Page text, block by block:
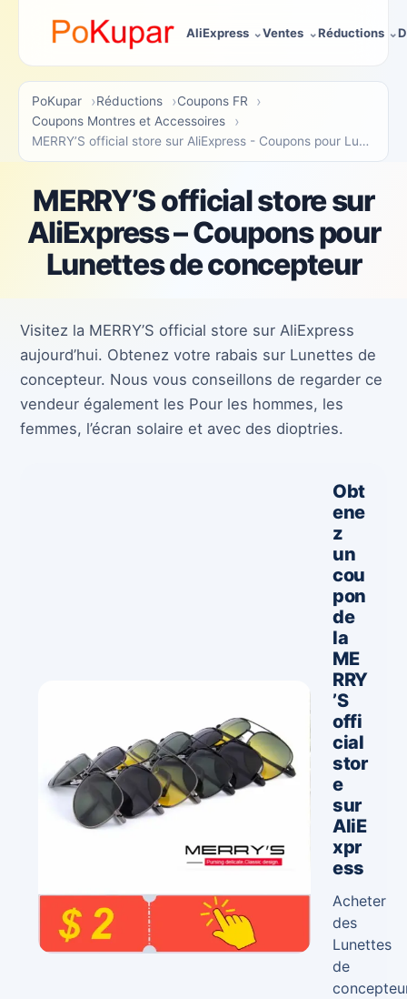
AliExpress Ventes Réductions
PoKupar Réductions
Coupons FR
Coupons Montres et Accessoires
MERRY’S official store sur AliExpress - Coupons pour Lunettes de concepteur
MERRY’S official store sur
AliExpress – Coupons pour
Lunettes de concepteur
Visitez la MERRY’S official store sur AliExpress
aujourd’hui. Obtenez votre rabais sur Lunettes de
concepteur. Nous vous conseillons de regarder ce
vendeur également les Pour les hommes, les
femmes, l’écran solaire et avec des dioptries.
Obt
ene
z
un
cou
pon
de
la
ME
RRY
’S
offi
cial
stor
e
sur
AliE
xpr
ess
Acheter
des
Lunettes
de